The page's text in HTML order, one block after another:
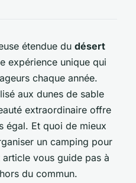
étendue du désert
expérience unique qui
chaque année.
aux dunes de sable
extraordinaire offre
égal. Et quoi de mieux
un camping pour
vous guide pas à
du commun.